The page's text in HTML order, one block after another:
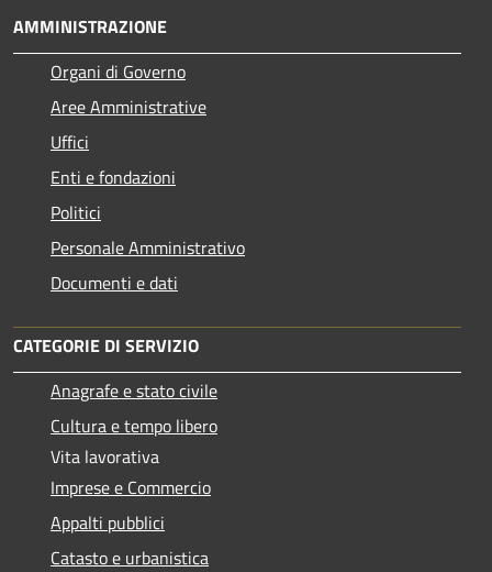
AMMINISTRAZIONE
Organi di Governo
Aree Amministrative
Uffici
Enti e fondazioni
Politici
Personale Amministrativo
Documenti e dati
CATEGORIE DI SERVIZIO
Anagrafe e stato civile
Cultura e tempo libero
Vita lavorativa
Imprese e Commercio
Appalti pubblici
Catasto e urbanistica